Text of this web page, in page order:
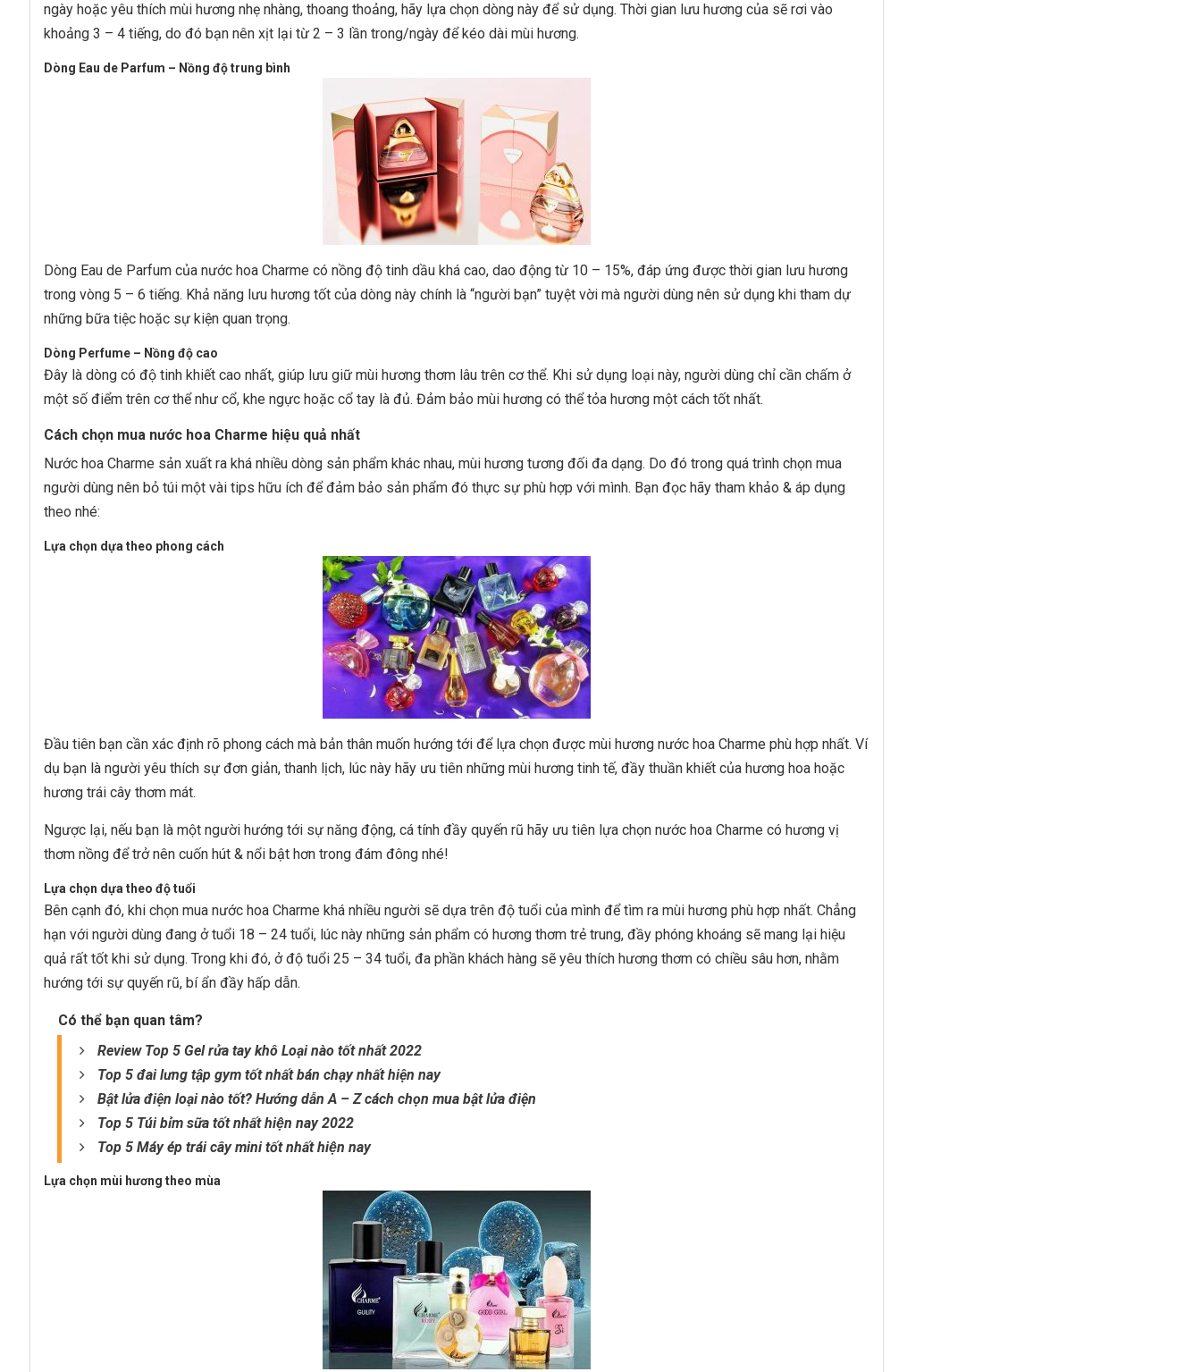
ngày hoặc yêu thích mùi hương nhẹ nhàng, thoang thoảng, hãy lựa chọn dòng này để sử dụng. Thời gian lưu hương của sẽ rơi vào
khoảng 3 – 4 tiếng, do đó bạn nên xịt lại từ 2 – 3 lần trong/ngày để kéo dài mùi hương.
Dòng Eau de Parfum – Nồng độ trung bình
Dòng Eau de Parfum của nước hoa Charme có nồng độ tinh dầu khá cao, dao động từ 10 – 15%, đáp ứng được thời gian lưu hương
trong vòng 5 – 6 tiếng. Khả năng lưu hương tốt của dòng này chính là “người bạn” tuyệt vời mà người dùng nên sử dụng khi tham dự
những bữa tiệc hoặc sự kiện quan trọng.
Dòng Perfume – Nồng độ cao
Đây là dòng có độ tinh khiết cao nhất, giúp lưu giữ mùi hương thơm lâu trên cơ thể. Khi sử dụng loại này, người dùng chỉ cần chấm ở
một số điểm trên cơ thể như cổ, khe ngực hoặc cổ tay là đủ. Đảm bảo mùi hương có thể tỏa hương một cách tốt nhất.
Cách chọn mua nước hoa Charme hiệu quả nhất
Nước hoa Charme sản xuất ra khá nhiều dòng sản phẩm khác nhau, mùi hương tương đối đa dạng. Do đó trong quá trình chọn mua
người dùng nên bỏ túi một vài tips hữu ích để đảm bảo sản phẩm đó thực sự phù hợp với mình. Bạn đọc hãy tham khảo & áp dụng
theo nhé:
Lựa chọn dựa theo phong cách
Đầu tiên bạn cần xác định rõ phong cách mà bản thân muốn hướng tới để lựa chọn được mùi hương nước hoa Charme phù hợp nhất. Ví
dụ bạn là người yêu thích sự đơn giản, thanh lịch, lúc này hãy ưu tiên những mùi hương tinh tế, đầy thuần khiết của hương hoa hoặc
hương trái cây thơm mát.
Ngược lại, nếu bạn là một người hướng tới sự năng động, cá tính đầy quyến rũ hãy ưu tiên lựa chọn nước hoa Charme có hương vị
thơm nồng để trở nên cuốn hút & nổi bật hơn trong đám đông nhé!
Lựa chọn dựa theo độ tuổi
Bên cạnh đó, khi chọn mua nước hoa Charme khá nhiều người sẽ dựa trên độ tuổi của mình để tìm ra mùi hương phù hợp nhất. Chẳng
hạn với người dùng đang ở tuổi 18 – 24 tuổi, lúc này những sản phẩm có hương thơm trẻ trung, đầy phóng khoáng sẽ mang lại hiệu
quả rất tốt khi sử dụng. Trong khi đó, ở độ tuổi 25 – 34 tuổi, đa phần khách hàng sẽ yêu thích hương thơm có chiều sâu hơn, nhằm
hướng tới sự quyến rũ, bí ẩn đầy hấp dẫn.
Có thể bạn quan tâm?
Review Top 5 Gel rửa tay khô Loại nào tốt nhất 2022
Top 5 đai lưng tập gym tốt nhất bán chạy nhất hiện nay
Bật lửa điện loại nào tốt? Hướng dẫn A – Z cách chọn mua bật lửa điện
Top 5 Túi bỉm sữa tốt nhất hiện nay 2022
Top 5 Máy ép trái cây mini tốt nhất hiện nay
Lựa chọn mùi hương theo mùa